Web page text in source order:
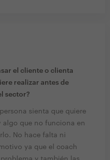
el cliente o clienta
realizar antes de
sector?
sienta que quiere
algo que no funciona en
No hace falta ni
ya que el coach